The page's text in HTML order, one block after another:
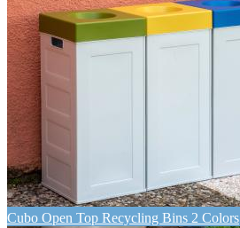
Cubo Open Top Recycling Bins 2 Colors